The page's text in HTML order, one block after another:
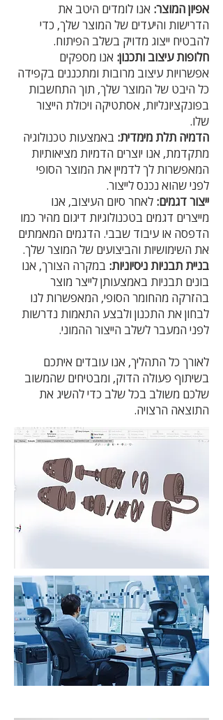
אפיון המוצר: אנו לומדים היטב את
הדרישות והיעדים של המוצר שלך, כדי
להבטיח ייצוג מדויק בשלב הפיתוח.
חלופות עיצוב ותכנון: אנו מספקים
אפשרויות עיצוב מרובות ומתכננים בקפידה
כל היבט של המוצר שלך, תוך התחשבות
בפונקציונליות, אסתטיקה ויכולת הייצור
שלו.
הדמיה תלת מימדית: באמצעות טכנולוגיה
מתקדמת, אנו יוצרים הדמיות מציאותיות
המאפשרות לך לדמיין את המוצר הסופי
לפני שהוא נכנס לייצור.
ייצור דגמים: לאחר סיום העיצוב, אנו
מייצרים דגמים בטכנולוגיות דיגום מהיר כמו
הדפסה או עיבוד שבבי. הדגמים המאמתים
את השימושיות והביצועים של המוצר שלך.
בניית תבניות ניסיוניות: במקרה הצורך, אנו
בונים תבניות באמצעותן לייצר מוצר
בהזרקה מהחומר הסופי, המאפשרות לנו
לבחון את התכנון ולבצע התאמות נדרשות
לפני המעבר לשלב הייצור ההמוני.
לאורך כל התהליך, אנו עובדים איתכם
בשיתוף פעולה הדוק, ומבטיחים שהמשוב
שלכם משולב בכל שלב כדי להשיג את
התוצאה הרצויה.